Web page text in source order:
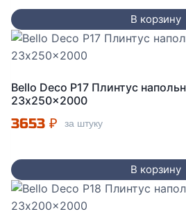
В корзину
Bello Deco P17 Плинтус
23x250x2000
3653 ₽ за штуку
В корзину